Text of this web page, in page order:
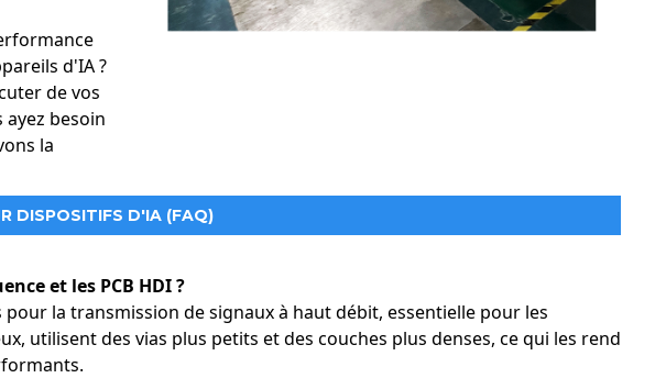
d'IA ?
de vos
besoin
la
DISPOSITIFS D'IA (FAQ)
et les PCB HDI ?
la transmission de signaux à haut débit, essentielle pour les
utilisent des vias plus petits et des couches plus denses, ce qui les rend
imprimés soient livrés exactement au moment voulu, afin que vous puissiez
service de livraison express international, nous vous garantissons que vos
vous pouvez éviter les coûts supplémentaires et bénéficier de prix
des circuits imprimés haute performance, contactez Rich Full Joy PCBA dès
fréquence, nous proposons des solutions sur mesure adaptées aux besoins